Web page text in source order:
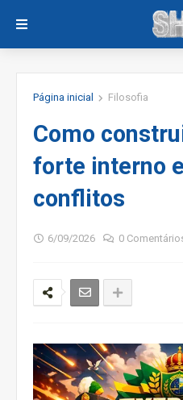
Página inicial Filosofia
Como
forte interno
conflitos
6/09/2026 0